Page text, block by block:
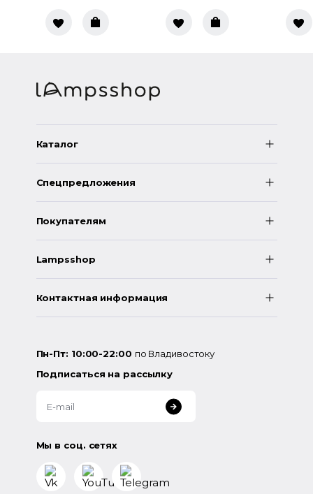
Каталог
Спецпредложения
Покупателям
Lampsshop
Контактная информация
Пн-Пт: 10:00-22:00 по Владивостоку
Подписаться на рассылку
Мы в соц. сетях